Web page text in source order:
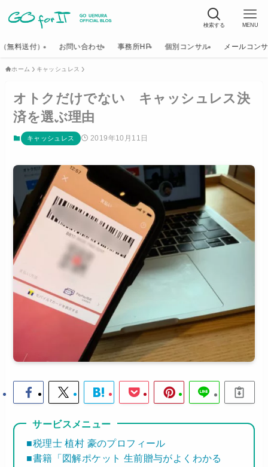
検索する MENU
無料送付） お問い合わせ 事務所HP 個別コンサル メールコン
ホーム キャッシュレス
オトクだけでない キャッシュレス決
済を選ぶ理由
キャッシュレス 2019年10月11日
サービスメニュー
■税理士 植村 豪のプロフィール
■書籍「図解ポケット 生前贈与がよくわかる